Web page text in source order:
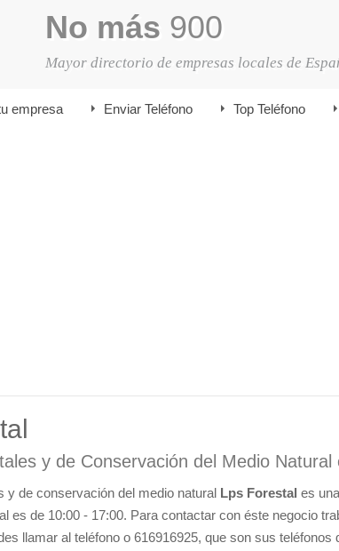
No más 900
Mayor directorio de empresas locales de
empresa Enviar Teléfono Top Teléfono
y de Conservación del Medio Natural
y de conservación del medio natural Lps Forestal es
es de 10:00 - 17:00. Para contactar con éste negocio
llamar al teléfono o 616916925, que son sus